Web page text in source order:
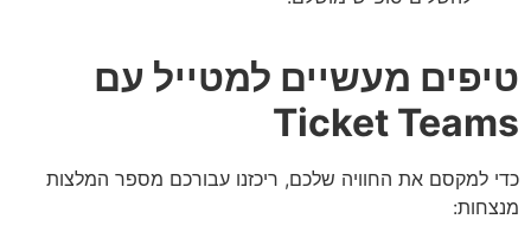
טיפים מעשיים למטייל עם
Ticket Teams
כדי למקסם את החוויה שלכם, ריכזנו עבורכם מספר המלצות
מנצחות: